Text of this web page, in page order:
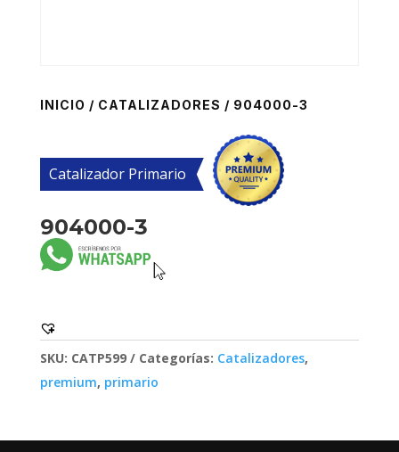
INICIO / CATALIZADORES / 904000-3
Catalizador Primario
904000-3
SKU: CATP599 Categorías: Catalizadores,
premium, primario